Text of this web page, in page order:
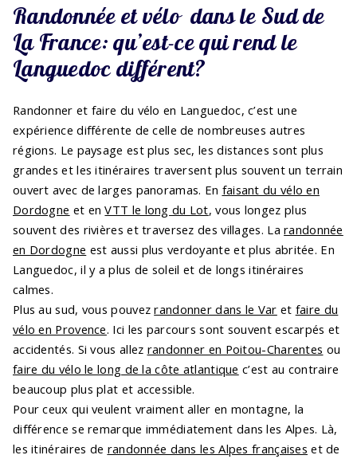
Randonnée et vélo dans le Sud de
La France: qu’est-ce qui rend le
Languedoc différent?
Randonner et faire du vélo en Languedoc, c’est une
expérience différente de celle de nombreuses autres
régions. Le paysage est plus sec, les distances sont plus
grandes et les itinéraires traversent plus souvent un terrain
ouvert avec de larges panoramas. En faisant du vélo en
Dordogne et enVTT le long du Lot, vous longez plus
souvent des rivières et traversez des villages. Larandonnée
en Dordogne est aussi plus verdoyante et plus abritée. En
Languedoc, il y a plus de soleil et de longs itinéraires
calmes.
Plus au sud, vous pouvezrandonner dans le Var et faire du
vélo en Provence. Ici les parcours sont souvent escarpés et
accidentés. Si vous allez randonner en Poitou-Charentes ou
faire du vélo le long de la côte atlantique c’est au contraire
beaucoup plus plat et accessible.
Pour ceux qui veulent vraiment aller en montagne, la
différence se remarque immédiatement dans les Alpes. Là,
les itinéraires de randonnée dans les Alpes françaises et de